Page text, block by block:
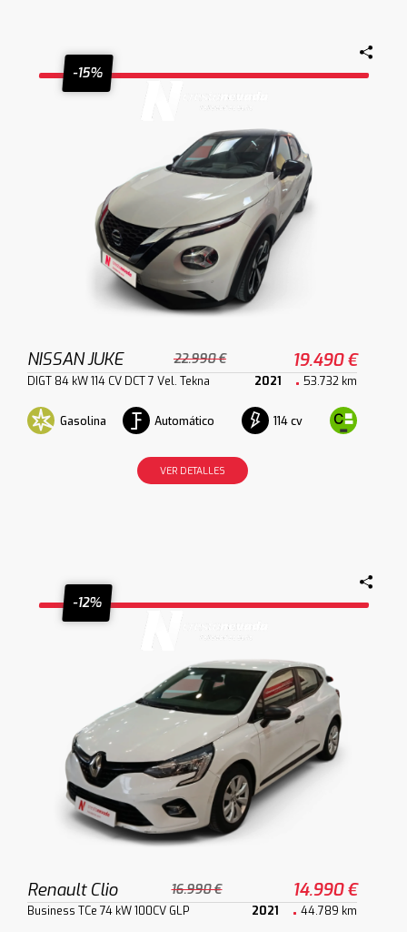
-15%
NISSAN JUKE 22.990 € 19.490 €
DIGT 84 kW 114 CV DCT 7 Vel. Tekna 2021 53.732 km
Gasolina Automático 114 cv
VER DETALLES
-12%
Renault Clio 16.990 € 14.990 €
Business TCe 74 kW 100CV GLP 2021 44.789 km